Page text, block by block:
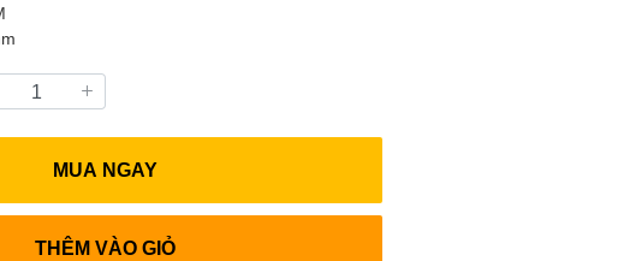
MUA NGAY
THÊM VÀO GIỎ